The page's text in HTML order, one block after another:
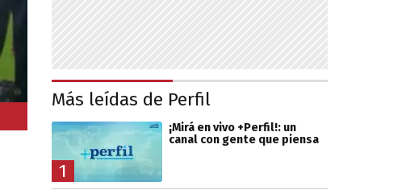
Más leídas de Perfil
1
¡Mirá en vivo +Perfil!: un
canal con gente que piensa